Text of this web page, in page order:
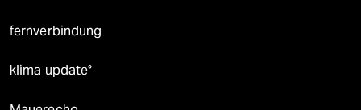
fernverbindung
klima update°